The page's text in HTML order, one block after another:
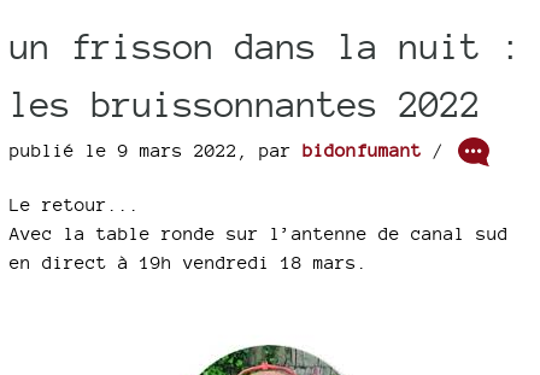
un frisson dans la nuit :
les bruissonnantes 2022
publié le 9 mars 2022 par bidonfumant /
Le retour...
Avec la table ronde sur l’antenne de canal sud
en direct à 19h vendredi 18 mars.